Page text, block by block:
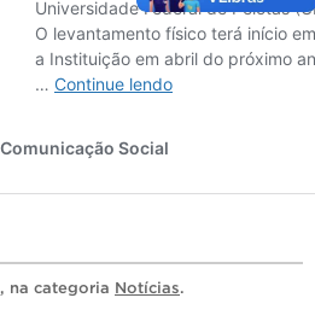
, na categoria Notícias.